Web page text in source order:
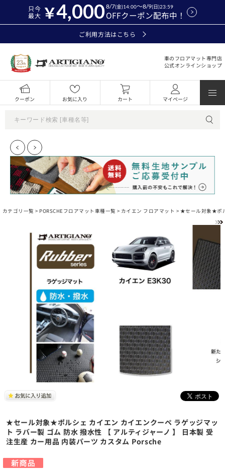
只今
最大
4,000OFFクーポン配布中！
8/7(金)14:00～8/9(日)23:59
ご利用方法はこちら
車のフロアマット専門店
公式オンラインショップ
クーポン お気に入り カート マイページ
カテゴリ一覧 > PORSCHEフロアマット車種一覧 > カイエン フロアマット > ★セール対象★ポ
★セール対象★ポルシェ カイエン カイエンクーペ ラゲッジマッ
ト ラバー製 ゴム 防水 撥水性 【 アルティジャーノ 】 日本製 受
注生産 カー用品 内装パーツ カスタム Porsche